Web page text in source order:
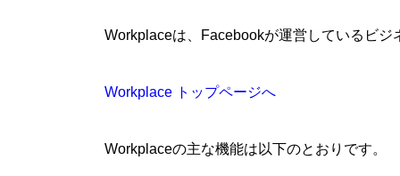
Workplaceは、Facebookが運営しているビジ
Workplace トップページへ
Workplaceの主な機能は以下のとおりです。